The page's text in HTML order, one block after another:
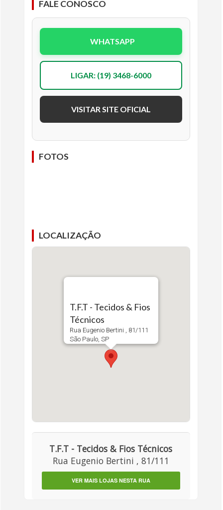
FALE CONOSCO
WHATSAPP
LIGAR: (19) 3468-6000
VISITAR SITE OFICIAL
FOTOS
LOCALIZAÇÃO
T.F.T - Tecidos & Fios
Técnicos
Rua Eugenio Bertini , 81/111
São Paulo, SP
T.F.T - Tecidos & Fios Técnicos
Rua Eugenio Bertini , 81/111
VER MAIS LOJAS NESTA RUA